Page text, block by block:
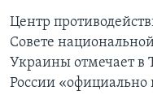
Центр
Совете
Украины отмечает в
России